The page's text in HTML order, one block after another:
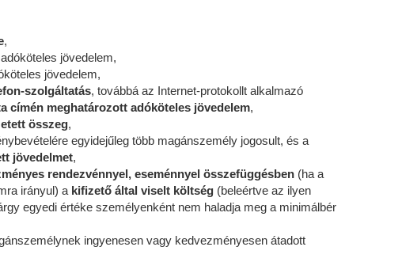
,
jövedelem,
jövedelem,
szolgáltatás, továbbá az Internet-protokollt alkalmazó
címén meghatározott adóköteles jövedelem,
összeg,
egyidejűleg több magánszemély jogosult, és a
jövedelmet,
rendezvénnyel, eseménnyel összefüggésben (ha a
irányul) a kifizető által viselt költség (beleértve az ilyen
egyedi értéke személyenként nem haladja meg a minimálbér
ingyenesen vagy kedvezményesen átadott